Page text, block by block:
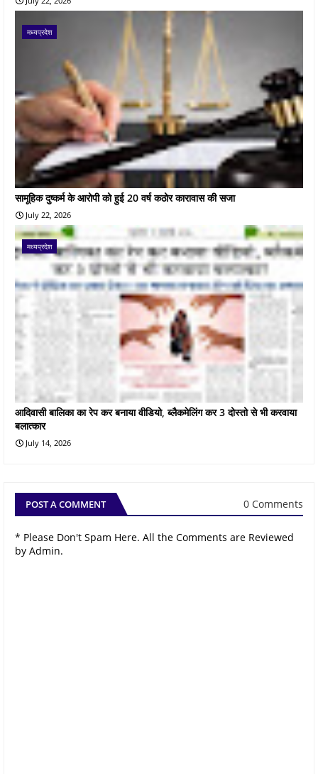
मध्यप्रदेश
सामूहिक दुष्कर्म के आरोपी को हुई 20 वर्ष कठोर कारावास की सजा
July 22, 2026
मध्यप्रदेश
आदिवासी बालिका का रेप कर बनाया वीडियो, ब्लैकमेलिंग कर 3 दोस्तो से भी करवाया
बलात्कार
July 14, 2026
POST A COMMENT 0 Comments
* Please Don't Spam Here. All the Comments are Reviewed
by Admin.